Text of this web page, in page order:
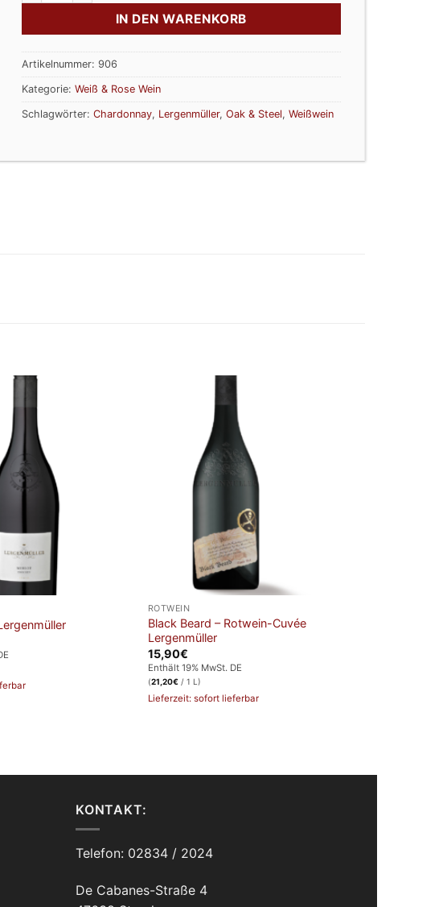
IN DEN WARENKORB
Artikelnummer: 906
Kategorie: Weiß & Rose Wein
Schlagwörter: Chardonnay, Lergenmüller, Oak & Steel, Weißwein
ROTWEIN
Black Beard – Rotwein-Cuvée
Lergenmüller
15,90€
Enthält 19% MwSt. DE
(21,20€/ 1 L)
Lieferzeit: sofort lieferbar
KONTAKT:
Telefon: 02834 / 2024
De Cabanes-Straße 4